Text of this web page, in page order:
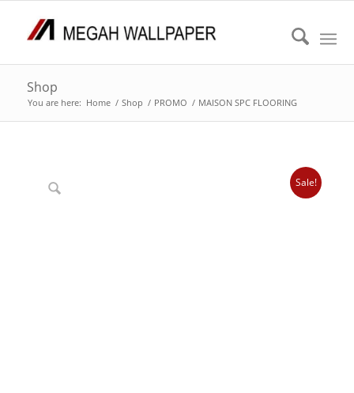
Shop
You are here: Home / Shop / PROMO / MAISON SPC FLOORING
Sale!